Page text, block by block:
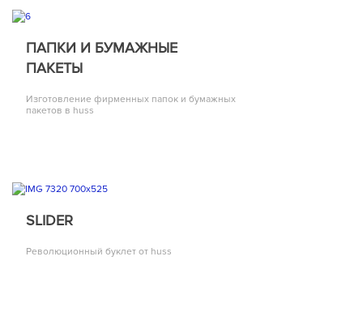
ПАПКИ И БУМАЖНЫЕ
ПАКЕТЫ
Изготовление фирменных папок и бумажных
пакетов в huss
SLIDER
Революционный буклет от huss